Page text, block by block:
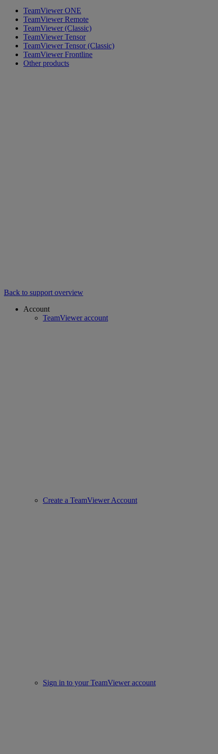
TeamViewer ONE
TeamViewer Remote
TeamViewer (Classic)
TeamViewer Tensor
TeamViewer Tensor (Classic)
TeamViewer Frontline
Other products
Back to support overview
Account
TeamViewer account
Create a TeamViewer Account
Sign in to your TeamViewer account